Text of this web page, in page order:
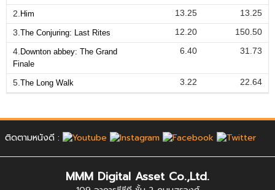
2. Him 13.25
13.25
3. The Conjuring: Last Rites 12.20
150.50
4. Downton abbey: The Grand
Finale
6.40 31.73
5. The Long Walk 3.22 22.64
ติดตามหนังดี :
MMM Digital Asset Co.,Ltd.